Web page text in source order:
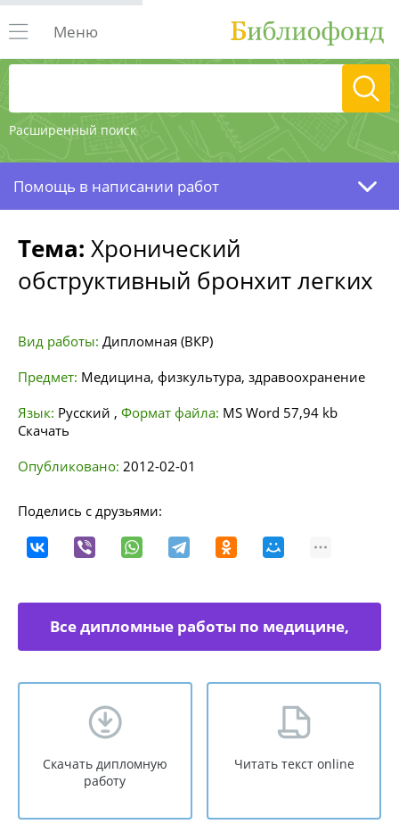
Расширенный поиск
Меню
Помощь в написании работ
Тема: Хронический
обструктивный бронхит легких
Вид работы: Дипломная (ВКР)
Предмет: Медицина, физкультура, здравоохранение
Язык: Русский , Формат файла: MS Word 57,94 kb
Скачать
Опубликовано: 2012-02-01
Поделись с друзьями:
Все дипломные работы по медицине,
Скачать дипломную
работу
Читать текст online